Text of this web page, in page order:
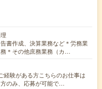
書作成、決算業務など＊労務業
＊その他庶務業務（カ…
経験がある方こちらのお仕事は
のみ、応募が可能で…